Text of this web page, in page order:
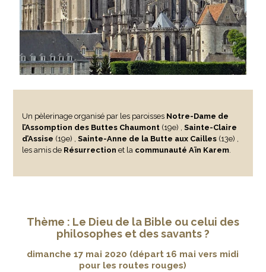
Un pèlerinage organisé par les paroisses Notre-Dame de
l’Assomption des Buttes Chaumont(19e) , Sainte-Claire
d’Assise (19e) , Sainte-Anne de la Butte aux Cailles(13e) ,
les amis de Résurrection et la communauté Aïn Karem.
Thème : Le Dieu de la Bible ou celui des
philosophes et des savants ?
dimanche 17 mai 2020 (départ 16 mai vers midi
pour les routes rouges)